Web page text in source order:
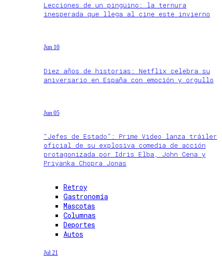
Lecciones de un pingüino: la ternura
inesperada que llega al cine este invierno
Jun 10
Diez años de historias: Netflix celebra su
aniversario en España con emoción y orgullo
Jun 05
“Jefes de Estado”: Prime Video lanza tráiler
oficial de su explosiva comedia de acción
protagonizada por Idris Elba, John Cena y
Priyanka Chopra Jonas
Retroy
Gastronomía
Mascotas
Columnas
Deportes
Autos
Jul 21